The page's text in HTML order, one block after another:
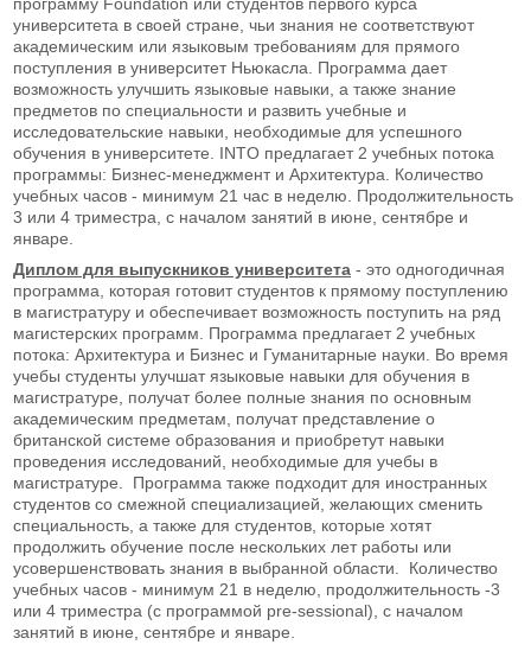
университета в своей стране, чьи знания не соответствуют
академическим или языковым требованиям для прямого
поступления в университет Ньюкасла. Программа дает
возможность улучшить языковые навыки, а также знание
предметов по специальности и развить учебные и
исследовательские навыки, необходимые для успешного
обучения в университете. INTO предлагает 2 учебных потока
программы: Бизнес-менеджмент и Архитектура. Количество
учебных часов - минимум 21 час в неделю. Продолжительность
3 или 4 триместра, с началом занятий в июне, сентябре и
январе.
Диплом для выпускников университета - это одногодичная
программа, которая готовит студентов к прямому поступлению
в магистратуру и обеспечивает возможность поступить на ряд
магистерских программ. Программа предлагает 2 учебных
потока: Архитектура и Бизнес и Гуманитарные науки. Во время
учебы студенты улучшат языковые навыки для обучения в
магистратуре, получат более полные знания по основным
академическим предметам, получат представление о
британской системе образования и приобретут навыки
проведения исследований, необходимые для учебы в
магистратуре. Программа также подходит для иностранных
студентов со смежной специализацией, желающих сменить
специальность, а также для студентов, которые хотят
продолжить обучение после нескольких лет работы или
усовершенствовать знания в выбранной области. Количество
учебных часов - минимум 21 в неделю, продолжительность -3
или 4 триместра (с программой pre-sessional), с началом
занятий в июне, сентябре и январе.